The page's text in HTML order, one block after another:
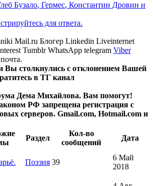
Бузало, Гермес, Константин Дровин и
для ответа.
Mail.ru Блогер Linkedin Liveinternet
Tumblr WhatsApp telegram Viber
столкнулись с отклонением Вашей
в ТГ канал
Дема Михайлова. Вам помогут!
РФ запрещена регистрация с
серверов. Gmail.com, Hotmail.com и
Раздел
Кол-во
сообщений
Дата
Поэзия 39
6 Май
2018